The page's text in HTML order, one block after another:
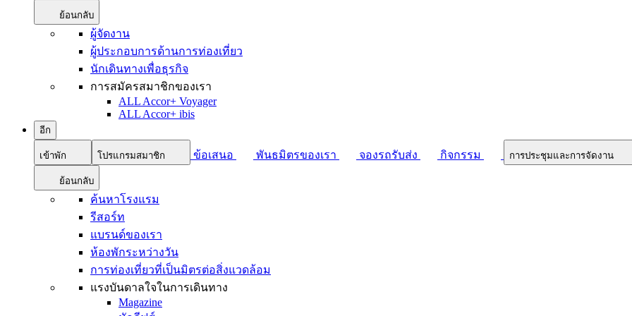
ย้อนกลับ
ผู้จัดงาน
ผู้ประกอบการด้านการท่องเที่ยว
นักเดินทางเพื่อธุรกิจ
การสมัครสมาชิกของเรา
ALL Accor+ Voyager
ALL Accor+ ibis
อีก
เข้าพัก โปรแกรมสมาชิก ข้อเสนอ พันธมิตรของเรา จองรถรับส่ง กิจกรรม การประชุมและการจัดงาน
ย้อนกลับ
ค้นหาโรงแรม
รีสอร์ท
แบรนด์ของเรา
ห้องพักระหว่างวัน
การท่องเที่ยวที่เป็นมิตรต่อสิ่งแวดล้อม
แรงบันดาลใจในการเดินทาง
Magazine